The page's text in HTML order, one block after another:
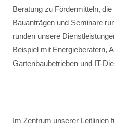
Beratung zu Fördermitteln,
Bauanträgen und Seminare
runden unsere
Beispiel mit Energieberatern,
Gartenbaubetrieben und IT-
Im Zentrum unserer Leitlinien